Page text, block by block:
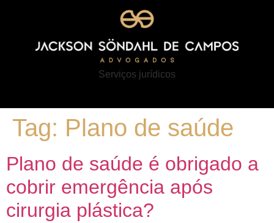
Serviços jurídicos
Tag: Plano de saúde
Plano de saúde é obrigado a
cobrir emergência após
cirurgia plástica?